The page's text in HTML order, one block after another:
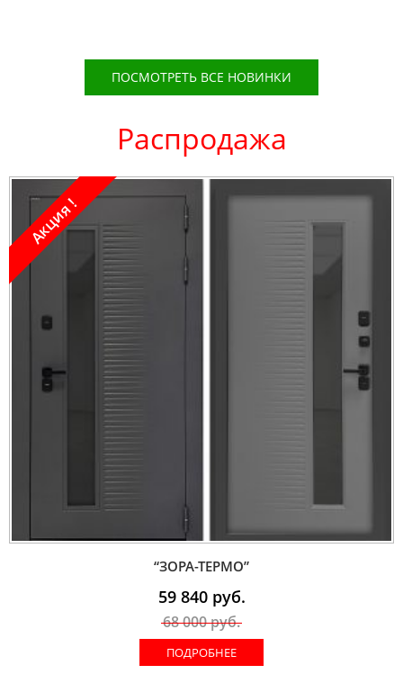
ПОСМОТРЕТЬ ВСЕ НОВИНКИ
Распродажа
Акция !
“ЗОРА-ТЕРМО”
59 840руб.
68 000руб.
ПОДРОБНЕЕ